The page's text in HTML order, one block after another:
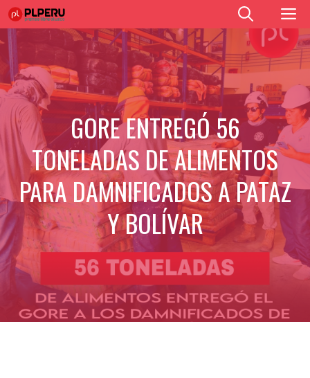
Saltar
al
contenido
GORE ENTREGÓ 56
TONELADAS DE ALIMENTOS
PARA DAMNIFICADOS A PATAZ
Y BOLÍVAR